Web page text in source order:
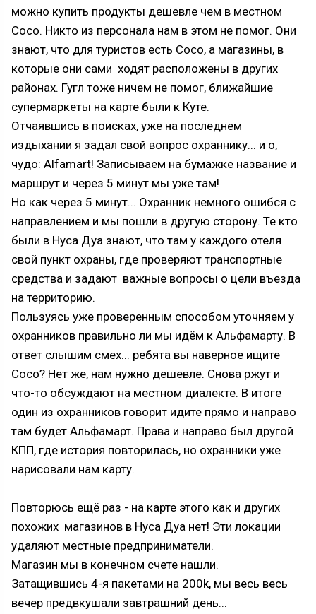
можно купить продукты дешевле чем в местном
Coco. Никто из персонала нам в этом не помог. Они
знают, что для туристов есть Coco, а магазины, в
которые они сами ходят расположены в других
районах. Гугл тоже ничем не помог, ближайшие
супермаркеты на карте были к Куте.
Отчаявшись в поисках, уже на последнем
издыхании я задал свой вопрос охраннику... и о,
чудо: Alfamart! Записываем на бумажке название и
маршрут и через 5 минут мы уже там!
Но как через 5 минут... Охранник немного ошибся с
направлением и мы пошли в другую сторону. Те кто
были в Нуса Дуа знают, что там у каждого отеля
свой пункт охраны, где проверяют транспортные
средства и задают важные вопросы о цели въезда
на территорию.
Пользуясь уже проверенным способом уточняем у
охранников правильно ли мы идём к Альфамарту. В
ответ слышим смех... ребята вы наверное ищите
Coco? Нет же, нам нужно дешевле. Снова ржут и
что-то обсуждают на местном диалекте. В итоге
один из охранников говорит идите прямо и направо
там будет Альфамарт. Права и направо был другой
КПП, где история повторилась, но охранники уже
нарисовали нам карту.
Повторюсь ещё раз - на карте этого как и других
похожих магазинов в Нуса Дуа нет! Эти локации
удаляют местные предприниматели.
Магазин мы в конечном счете нашли.
Затащившись 4-я пакетами на 200k, мы весь весь
вечер предвкушали завтрашний день...